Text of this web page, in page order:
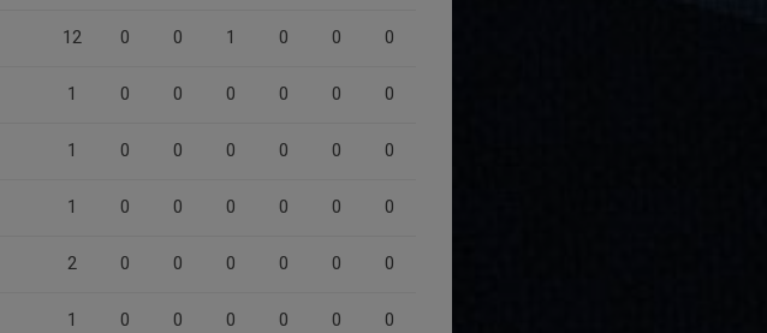
12 0 0 1 0 0 0
1 0 0 0 0 0 0
1 0 0 0 0 0 0
1 0 0 0 0 0 0
2 0 0 0 0 0 0
1 0 0 0 0 0 0